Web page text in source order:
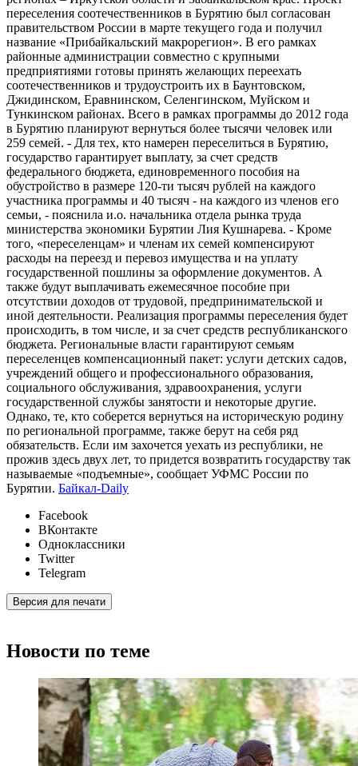
переселения соотечественников в Бурятию был согласован
правительством России в марте текущего года и получил
название «Прибайкальский макрорегион». В его рамках
районные администрации совместно с крупными
предприятиями готовы принять желающих переехать
соотечественников и трудоустроить их в Баунтовском,
Джидинском, Еравнинском, Селенгинском, Муйском и
Тункинском районах. Всего в рамках программы до 2012 года
в Бурятию планируют вернуться более тысячи человек или
259 семей. - Для тех, кто намерен переселиться в Бурятию,
государство гарантирует выплату, за счет средств
федерального бюджета, единовременного пособия на
обустройство в размере 120-ти тысяч рублей на каждого
участника программы и 40 тысяч - на каждого из членов его
семьи, - пояснила и.о. начальника отдела рынка труда
министерства экономики Бурятии Лия Кушнарева. - Кроме
того, «переселенцам» и членам их семей компенсируют
расходы на переезд и перевоз имущества и на уплату
государственной пошлины за оформление документов. А
также будут выплачивать ежемесячное пособие при
отсутствии доходов от трудовой, предпринимательской и
иной деятельности. Реализация программы переселения будет
происходить, в том числе, и за счет средств республиканского
бюджета. Региональные власти гарантируют семьям
переселенцев компенсационный пакет: услуги детских садов,
учреждений общего и профессионального образования,
социального обслуживания, здравоохранения, услуги
государственной службы занятости и некоторые другие.
Однако, те, кто соберется вернуться на историческую родину
по региональной программе, также берут на себя ряд
обязательств. Если им захочется уехать из республики, не
прожив здесь двух лет, то придется возвратить государству так
называемые «подъемные», сообщает УФМС России по
Бурятии. Байкал-Daily
Facebook
ВКонтакте
Одноклассники
Twitter
Telegram
Версия для печати
Новости по теме